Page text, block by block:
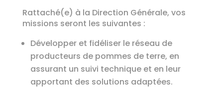
Rattaché(e) à la Direction Générale, vos
missions seront les suivantes :
Développer et fidéliser le réseau de
producteurs de pommes de terre, en
assurant un suivi technique et en leur
apportant des solutions adaptées.